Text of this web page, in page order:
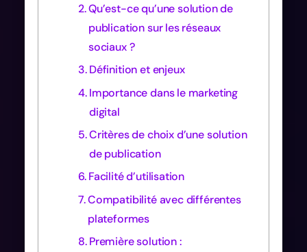
Qu’est-ce qu’une solution de
publication sur les réseaux
sociaux ?
Définition et enjeux
Importance dans le marketing
digital
Critères de choix d’une solution
de publication
Facilité d’utilisation
Compatibilité avec différentes
plateformes
Première solution :